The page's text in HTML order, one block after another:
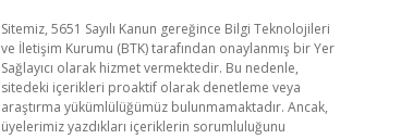
Sitemiz, 5651 Sayılı Kanun gereğince Bilgi Teknolojileri
ve İletişim Kurumu (BTK) tarafından onaylanmış bir Yer
Sağlayıcı olarak hizmet vermektedir. Bu nedenle,
sitedeki içerikleri proaktif olarak denetleme veya
araştırma yükümlülüğümüz bulunmamaktadır. Ancak,
üyelerimiz yazdıkları içeriklerin sorumluluğunu